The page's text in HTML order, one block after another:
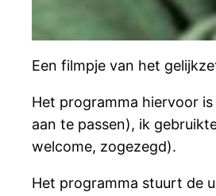
Een filmpje van het
Het programma hiervoor
aan te passen), ik
welcome, zogezegd).
Het programma stuurt de